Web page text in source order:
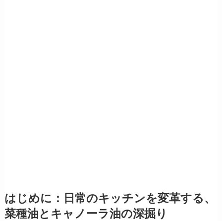
はじめに：日常のキッチンを変革する、
菜種油とキャノーラ油の深掘り